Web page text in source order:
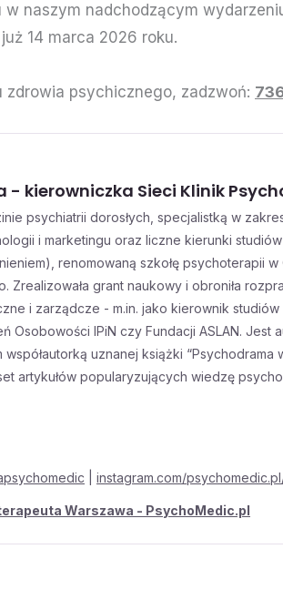
w naszym nadchodzącym
14 marca 2026 roku.
psychicznego, zadzwoń:
- kierowniczka Sieci Klinik
psychiatrii dorosłych, specjalistką w
i marketingu oraz liczne kierunki
renomowaną szkołę psychoterapii
Zrealizowała grant naukowy i obroniła
i zarządcze - m.in. jako kierownik
Osobowości IPiN czy Fundacji ASLAN.
uznanej książki
artykułów popularyzujących wiedzę
instagram.com/
Warszawa - PsychoMedic.pl